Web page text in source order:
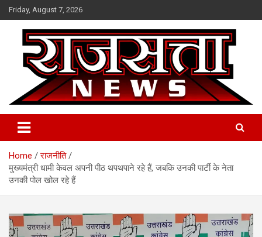
Skip
to
content
Friday, August 7, 2026
Raj Satta News
Home
राजनीति
मुख्यमंत्री धामी केवल अपनी पीठ थपथपाने रहे हैं, जबकि उनकी पार्टी के नेता
उनकी पोल खोल रहे हैं